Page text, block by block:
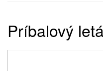
Príbalový